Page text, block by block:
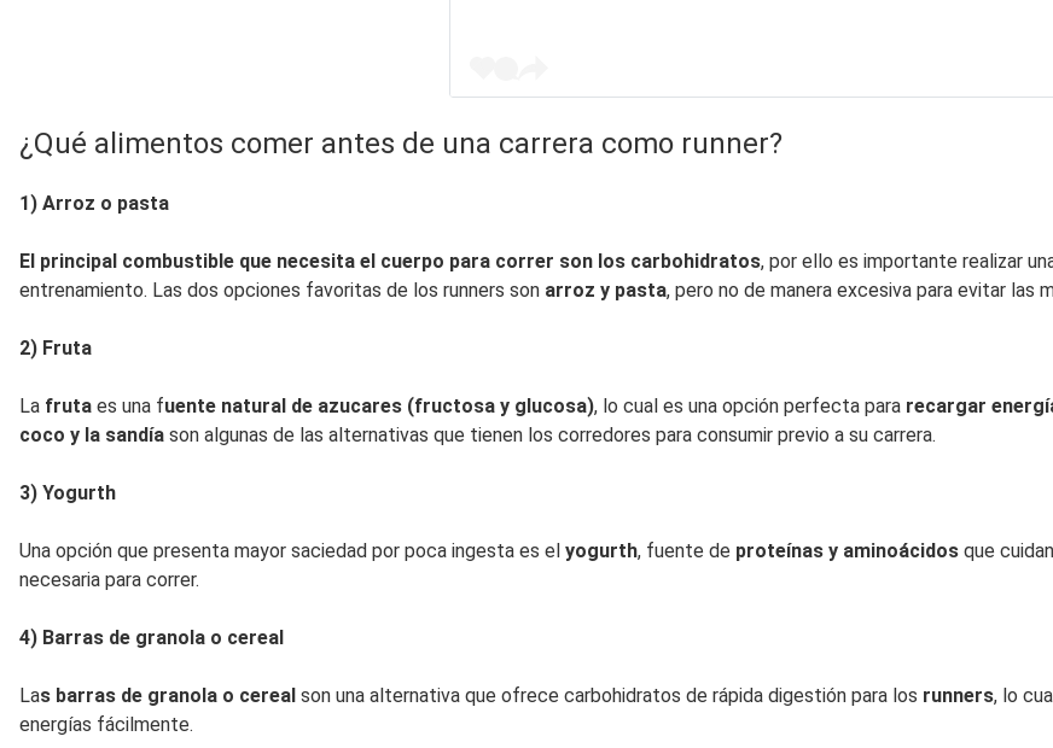
¿Qué alimentos comer antes de una carrera como runner?
1) Arroz o pasta
El principal combustible que necesita el cuerpo para correr son los carbohidratos, por ello es importante realizar
entrenamiento. Las dos opciones favoritas de los runners son arroz y pasta, pero no de manera excesiva para evitar las
2) Fruta
La fruta es una fuente natural de azucares (fructosa y glucosa), lo cual es una opción perfecta para recargar
coco y la sandía son algunas de las alternativas que tienen los corredores para consumir previo a su carrera.
3) Yogurth
Una opción que presenta mayor saciedad por poca ingesta es el yogurth, fuente de proteínas y aminoácidos que
necesaria para correr.
4) Barras de granola o cereal
Las barras de granola o cereal son una alternativa que ofrece carbohidratos de rápida digestión para los runners, lo
energías fácilmente.